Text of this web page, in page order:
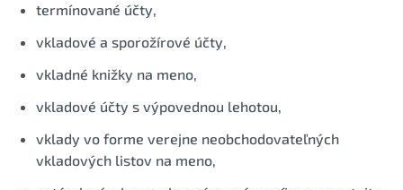
termínované účty,
vkladové a sporožírové účty,
vkladné knižky na meno,
vkladové účty s výpovednou lehotou,
vklady vo forme verejne neobchodovateľných
vkladových listov na meno,